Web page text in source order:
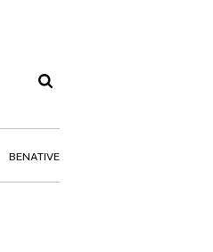
BENATIVE